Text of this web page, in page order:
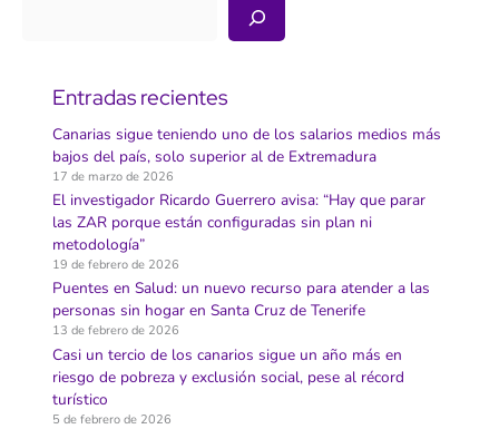
Entradas recientes
Canarias sigue teniendo uno de los salarios medios más
bajos del país, solo superior al de Extremadura
17 de marzo de 2026
El investigador Ricardo Guerrero avisa: “Hay que parar
las ZAR porque están configuradas sin plan ni
metodología”
19 de febrero de 2026
Puentes en Salud: un nuevo recurso para atender a las
personas sin hogar en Santa Cruz de Tenerife
13 de febrero de 2026
Casi un tercio de los canarios sigue un año más en
riesgo de pobreza y exclusión social, pese al récord
turístico
5 de febrero de 2026